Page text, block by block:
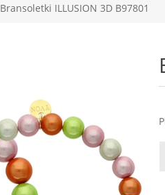
Bransoletki ILLUSION 3D B97801